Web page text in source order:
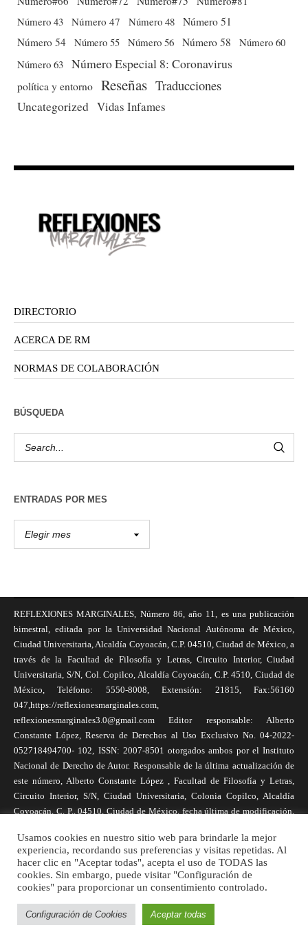
Número 43 Número 47 Número 48 Número 51
Número 54 Número 55 Número 56 Número 58
Número 60
Número 63 Número Especial 8: Coronavirus
política y entorno Reseñas Traducciones
Uncategorized Vidas Infames
DIRECTORIO
ACERCA DE RM
NORMAS DE COLABORACIÓN
BÚSQUEDA
ENTRADAS POR MES
REFLEXIONES MARGINALES, Número 86, año 11, es una publicación
bimestral, editada por la Universidad Nacional Autónoma de México,
Ciudad Universitaria, Alcaldía Coyoacán, C.P. 04510, Ciudad de México, a
través de la Facultad de Filosofía y Letras, Circuito Interior, Ciudad
Universitaria, S/N, Col. Copilco, Alcaldía Coyoacán, C.P. 4510, Ciudad de
México, Teléfono: 5550-8008, Extensión: 21815, Fax:56160
047,https://reflexionesmarginales.com,
reflexionesmarginales3.0@gmail.com Editor responsable: Alberto
Constante López, Reserva de Derechos al Uso Exclusivo No. 04-2022-
052718494700- 102, ISSN: 2007-8501 otorgados ambos por el Instituto
Nacional de Derecho de Autor. Responsable de la última actualización de
este número, Alberto Constante López , Facultad de Filosofía y Letras,
Circuito Interior, S/N, Ciudad Universitaria, Colonia Copilco, Alcaldía
Coyoacán, C. P., 04510, Ciudad de México, fecha última de modificación,
necesariamente reflejan la postura de la revista, ni de Universidad Nacional
Autónoma de México. Los autores son responsables de los contenidos de
sus artículos. Se autoriza la reproducción total o parcial de los textos aquí
publicados siempre y cuando se cite la fuente completa y la dirección
electrónica de la publicación.
Usamos cookies en nuestro sitio web para brindarle la mejor
experiencia, recordando sus preferencias y visitas repetidas. Al
hacer clic en "Aceptar todas", acepta el uso de TODAS las
cookies. Sin embargo, puede visitar "Configuración de
cookies" para proporcionar un consentimiento controlado.
Configuración de Cookies Aceptar todas